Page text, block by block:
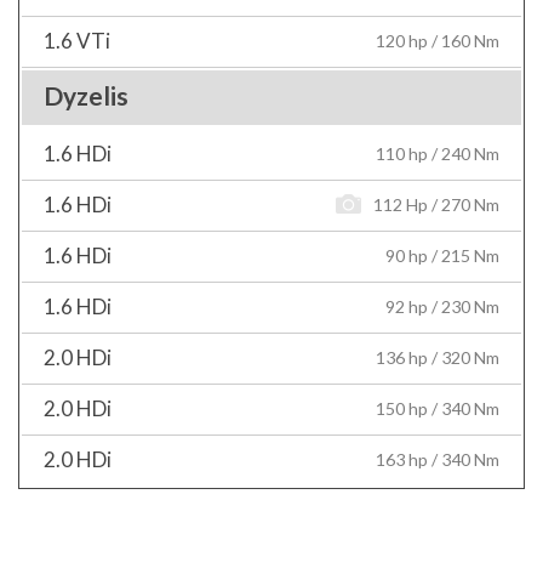
1.6 VTi 120 hp / 160 Nm
Dyzelis
1.6 HDi 110 hp / 240 Nm
1.6 HDi 112 Hp / 270 Nm
1.6 HDi 90 hp / 215 Nm
1.6 HDi 92 hp / 230 Nm
2.0 HDi 136 hp / 320 Nm
2.0 HDi 150 hp / 340 Nm
2.0 HDi 163 hp / 340 Nm